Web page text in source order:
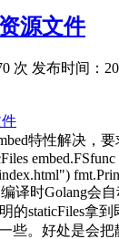
源文件
次 发布时间：
特性解决，
译时Golang会
的staticFiles拿到
些。好处是会